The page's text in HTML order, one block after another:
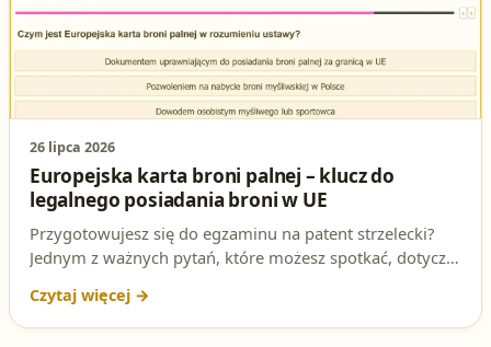
26 lipca 2026
Europejska karta broni palnej – klucz do
legalnego posiadania broni w UE
Przygotowujesz się do egzaminu na patent strzelecki?
Jednym z ważnych pytań, które możesz spotkać, dotyczy
dokument jest tak istotny i jak wpływa na Twoje
uprawnienia do posiadania broni w Unii Europejskiej.